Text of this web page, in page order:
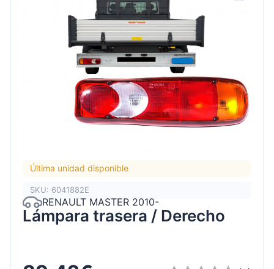
Última unidad disponible
SKU: 6041882E
RENAULT MASTER 2010-
Lámpara trasera / Derecho